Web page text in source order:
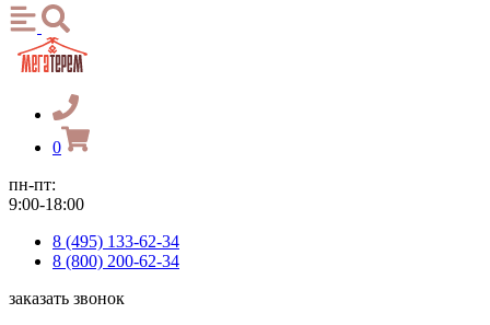
0
пн-пт:
9:00-18:00
8 (495) 133-62-34
8 (800) 200-62-34
заказать звонок